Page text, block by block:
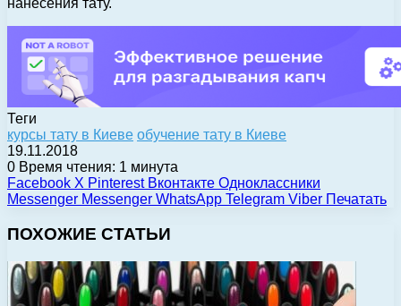
нанесения тату.
Теги
курсы тату в Киеве обучение тату в Киеве
19.11.2018
0 Время чтения: 1 минута
Facebook X Pinterest Вконтакте Одноклассники
Messenger Messenger WhatsApp Telegram Viber Печатать
ПОХОЖИЕ СТАТЬИ